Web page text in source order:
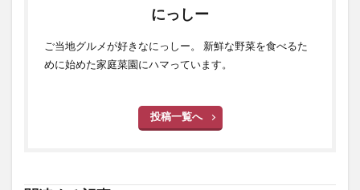
にっしー
ご当地グルメが好きなにっしー。 新鮮な野菜を食べるた
めに始めた家庭菜園にハマっています。
投稿一覧へ